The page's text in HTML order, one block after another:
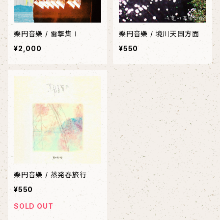
樂円音樂 / 雷撃集Ⅰ
¥2,000
樂円音樂 / 境川天国方面
¥550
樂円音樂 / 蒸発春旅行
¥550
SOLD OUT